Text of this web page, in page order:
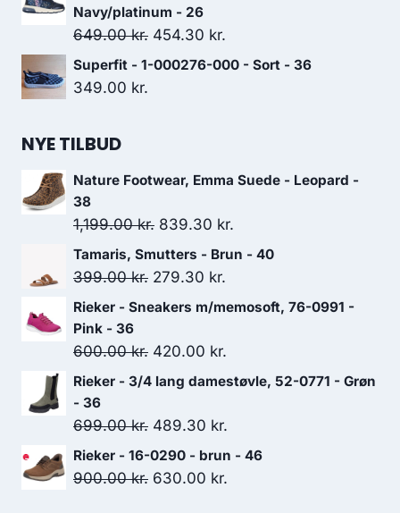
Navy/platinum - 26
649.00kr. Den
oprindelige
454.30 kr.
aktuelle
Superfit - 1-000276-000 - Sort - 36
349.00 kr.
NYE TILBUD
Nature Footwear, Emma Suede - Leopard -
38
1,199.00kr. Den
oprindelige
pris
839.30 kr.
aktuelle
839.30 kr..
Tamaris, Smutters - Brun - 40
399.00kr. Den
oprindelige
var:
399.00 kr..
279.30 kr.
aktuelle
279.30 kr..
Rieker - Sneakers m/memosoft, 76-0991 -
Pink - 36
600.00kr. Den
oprindelige
var:
600.00 kr..
420.00 kr.
aktuelle
420.00 kr..
Rieker - 3/4 lang damestøvle, 52-0771 - Grøn
- 36
699.00kr. Den
oprindelige
pris
489.30 kr.
aktuelle
Rieker - 16-0290 - brun - 46
900.00kr. Den
630.00 kr.